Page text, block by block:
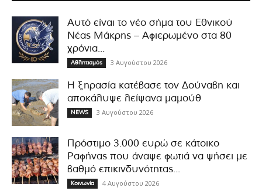
Αυτό είναι το νέο σήμα του Εθνικού
Νέας Μάκρης – Αφιερωμένο στα 80
χρόνια...
Αθλητισμός 3 Αυγούστου 2026
Η ξηρασία κατέβασε τον Δούναβη και
αποκάλυψε λείψανα μαμούθ
NEWS 3 Αυγούστου 2026
Πρόστιμο 3.000 ευρώ σε κάτοικο
Ραφήνας που άναψε φωτιά να ψήσει με
βαθμό επικινδυνότητας...
Κοινωνία 4 Αυγούστου 2026